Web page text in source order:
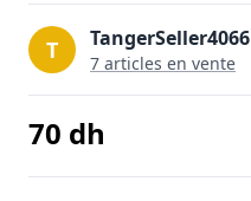
T TangerSeller4066
7 articles en vente
70 dh